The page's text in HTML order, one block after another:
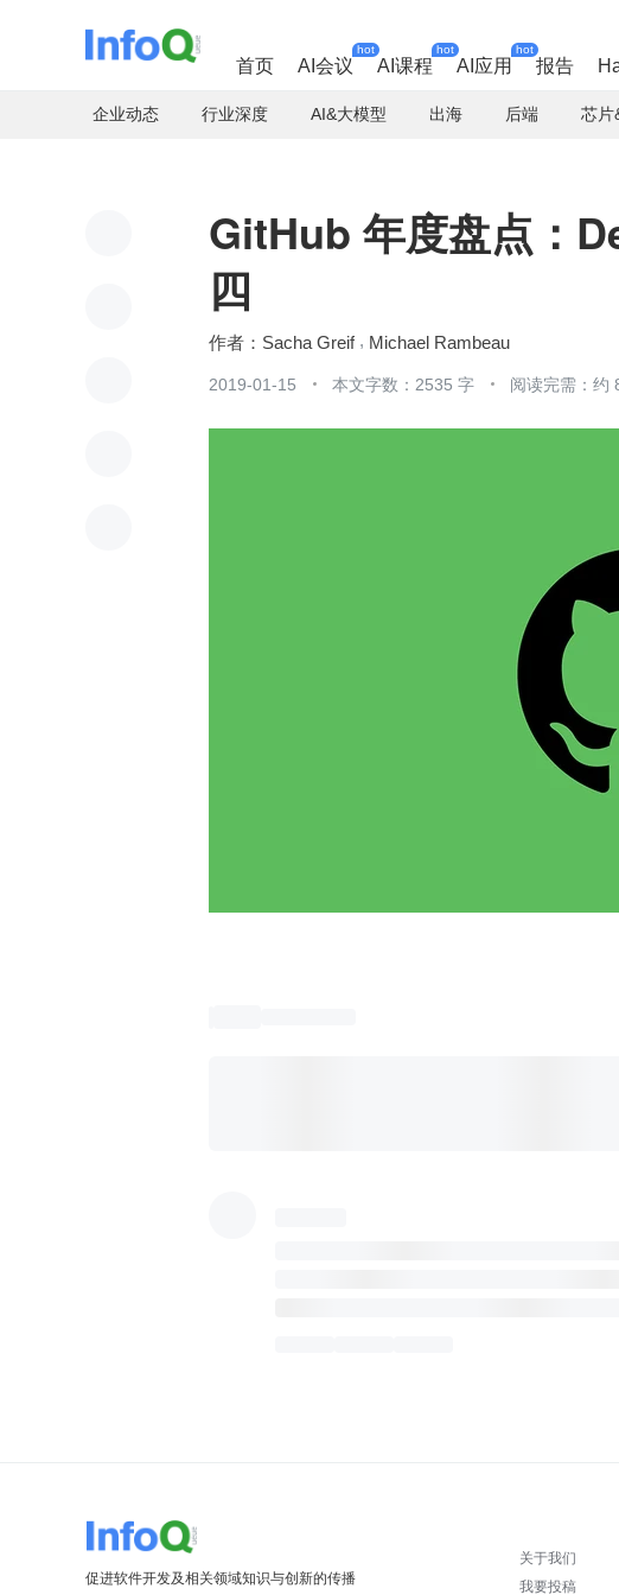
首页 AI会议
hot
AI课程
hot
AI应用
hot
报告
企业动态 行业深度 AI&大模型 出海 后端 芯片
GitHub 年度盘点：
四
Sacha Greif Michael Rambeau
2019-01-15 本文字数：2535 字 阅读完需：约
促进软件开发及相关领域知识与创新的传播
关于我们
我要投稿